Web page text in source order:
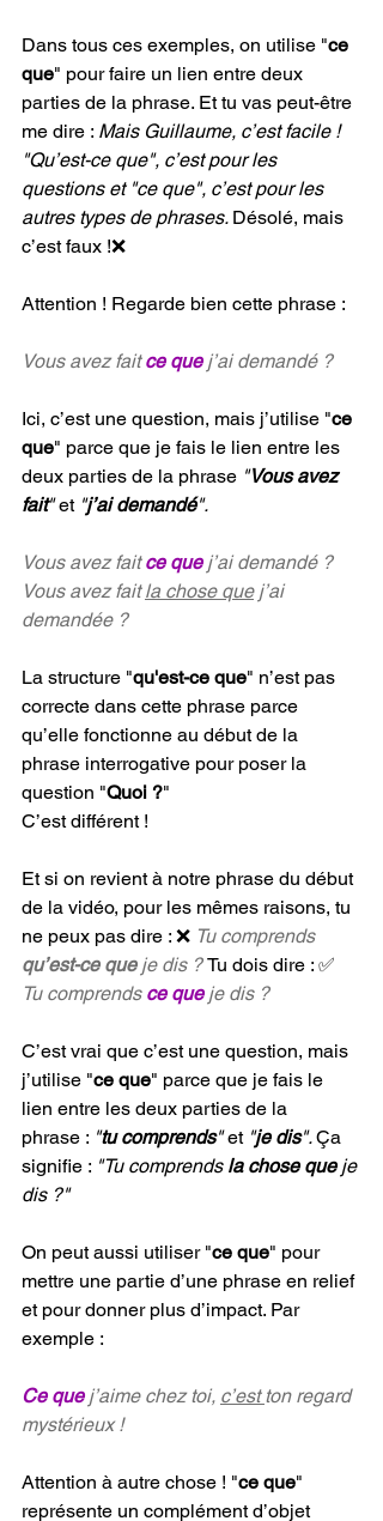
Dans tous ces exemples, on utilise "ce
que" pour faire un lien entre deux
parties de la phrase. Et tu vas peut-être
me dire : Mais Guillaume, c’est facile !
"Qu’est-ce que", c’est pour les
questions et "ce que", c’est pour les
autres types de phrases. Désolé, mais
c’est faux !❌
Attention ! Regarde bien cette phrase :
Vous avez fait ce que j’ai demandé ?
Ici, c’est une question, mais j’utilise "ce
que" parce que je fais le lien entre les
deux parties de la phrase "Vous avez
fait" et "j’ai demandé".
Vous avez fait ce que j’ai demandé ?
Vous avez fait la chose que j’ai
demandée ?
La structure "qu'est-ce que" n’est pas
correcte dans cette phrase parce
qu’elle fonctionne au début de la
phrase interrogative pour poser la
question "Quoi ?"
C’est différent !
Et si on revient à notre phrase du début
de la vidéo, pour les mêmes raisons, tu
ne peux pas dire : ❌ Tu comprends
qu’est-ce que je dis ? Tu dois dire : ✅
Tu comprends ce que je dis ?
C’est vrai que c’est une question, mais
j’utilise "ce que" parce que je fais le
lien entre les deux parties de la
phrase : "tu comprends" et "je dis". Ça
signifie : "Tu comprends la chose que je
dis ?"
On peut aussi utiliser "ce que" pour
mettre une partie d’une phrase en relief
et pour donner plus d’impact. Par
exemple :
Ce que j’aime chez toi, c’est ton regard
mystérieux !
Attention à autre chose ! "ce que"
représente un complément d’objet